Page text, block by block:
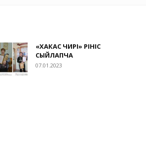
«ХАКАС ЧИРI» ӦРIНIС
СЫЙЛАПЧА
07.01.2023